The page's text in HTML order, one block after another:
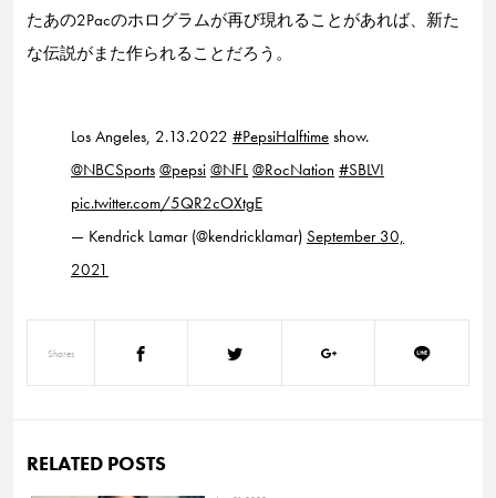
たあの2Pacのホログラムが再び現れることがあれば、新た
な伝説がまた作られることだろう。
Los Angeles, 2.13.2022 #PepsiHalftime show.
@NBCSports @pepsi @NFL @RocNation #SBLVI
pic.twitter.com/5QR2cOXtgE
— Kendrick Lamar (@kendricklamar) September 30,
2021
Shares
RELATED POSTS